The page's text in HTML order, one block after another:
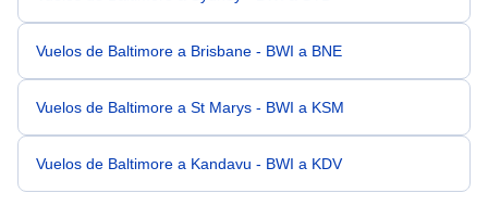
Vuelos de Baltimore a Brisbane - BWI a BNE
Vuelos de Baltimore a St Marys - BWI a KSM
Vuelos de Baltimore a Kandavu - BWI a KDV